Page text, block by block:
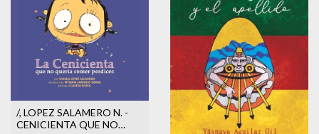
/, LOPEZ SALAMERO N. -
CENICIENTA QUE NO